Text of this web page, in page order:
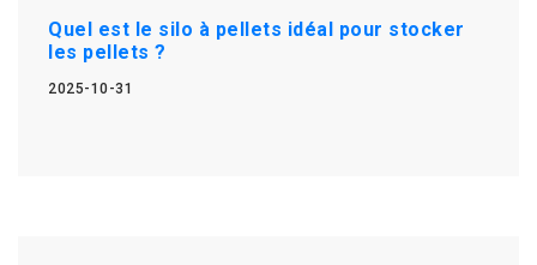
Quel est le silo à pellets idéal pour stocker
les pellets ?
2025-10-31